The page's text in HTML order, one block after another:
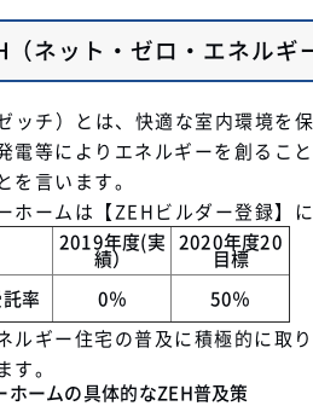
（ネット・ゼロ・エネルギ
ッチ）とは、快適な室内環境を
電等によりエネルギーを創るこ
を言います。
ホームは【ZEHビルダー登録】
2019年度(実
績）
2020年度20
目標
率
0％
50％
ルギー住宅の普及に積極的に取
す。
ホームの具体的なZEH普及策